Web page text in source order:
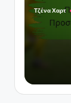
Posted
by
Τζένα Χαρτ